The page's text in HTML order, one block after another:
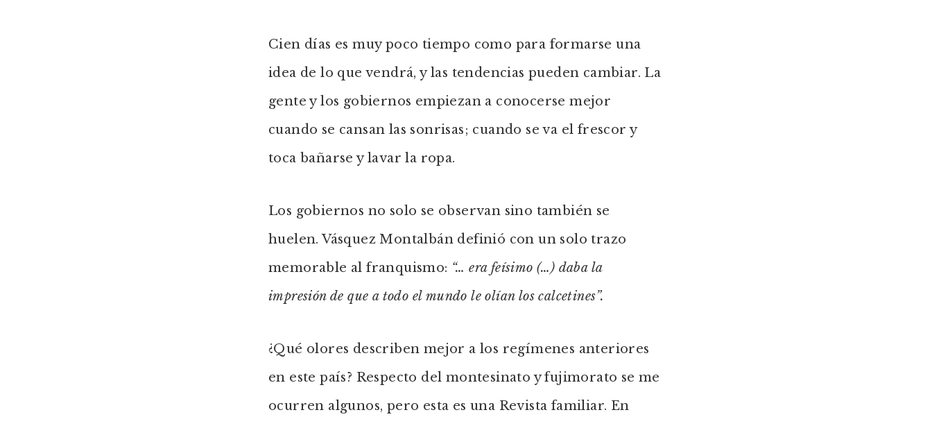
Cien días es muy poco tiempo como para formarse una
idea de lo que vendrá, y las tendencias pueden cambiar. La
gente y los gobiernos empiezan a conocerse mejor
cuando se cansan las sonrisas; cuando se va el frescor y
toca bañarse y lavar la ropa.
Los gobiernos no solo se observan sino también se
huelen. Vásquez Montalbán definió con un solo trazo
memorable al franquismo: “… era feísimo (…) daba la
impresión de que a todo el mundo le olían los calcetines”.
¿Qué olores describen mejor a los regímenes anteriores
en este país? Respecto del montesinato y fujimorato se me
ocurren algunos, pero esta es una Revista familiar. En